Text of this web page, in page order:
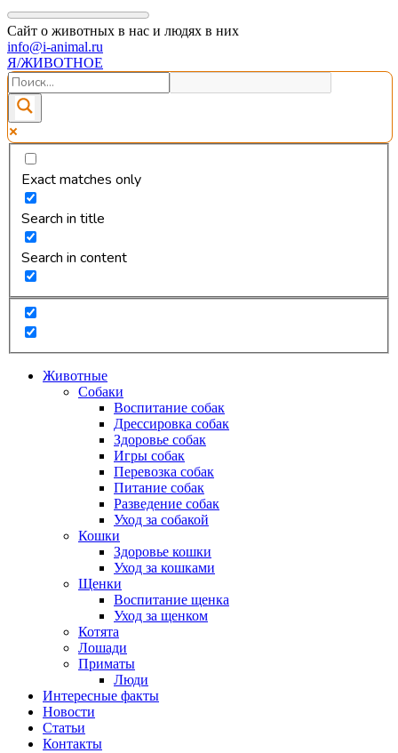
Сайт о животных в нас и людях в них
info@i-animal.ru
Я/ЖИВОТНОЕ
Exact matches only
Search in title
Search in content
Животные
Собаки
Воспитание собак
Дрессировка собак
Здоровье собак
Игры собак
Перевозка собак
Питание собак
Разведение собак
Уход за собакой
Кошки
Здоровье кошки
Уход за кошками
Щенки
Воспитание щенка
Уход за щенком
Котята
Лошади
Приматы
Люди
Интересные факты
Новости
Статьи
Контакты